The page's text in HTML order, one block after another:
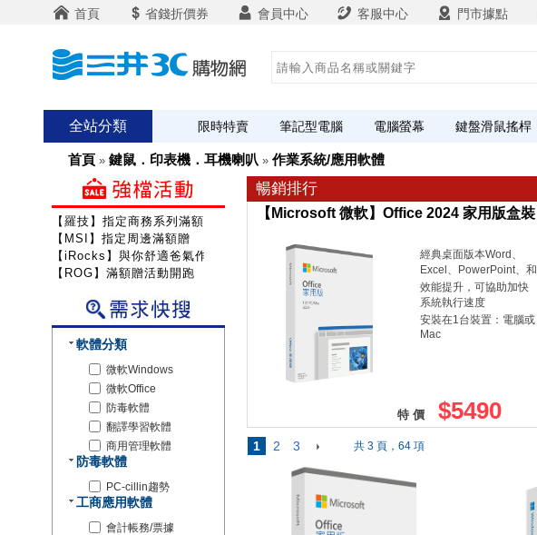
首頁 省錢折價券 會員中心 客服中心 門市據點
全站分類 限時特賣 筆記型電腦 電腦螢幕 鍵盤滑鼠搖桿
首頁 » 鍵鼠．印表機．耳機喇叭 » 作業系統/應用軟體
暢銷排行
【Microsoft 微軟】Office 2024 家用版盒裝
經典桌面版本Word、
Excel、PowerPoint、和
效能提升，可協助加快
系統執行速度
安裝在1台裝置：電腦或
Mac
特 價 $5490
1 2 3 共 3 頁，64 項
【羅技】指定商務系列滿額送咖啡
【MSI】指定周邊滿額贈
【iRocks】與你舒適爸氣作戰!
【ROG】滿額贈活動開跑
軟體分類
微軟Windows
微軟Office
防毒軟體
翻譯學習軟體
商用管理軟體
防毒軟體
PC-cillin趨勢
工商應用軟體
會計帳務/票據